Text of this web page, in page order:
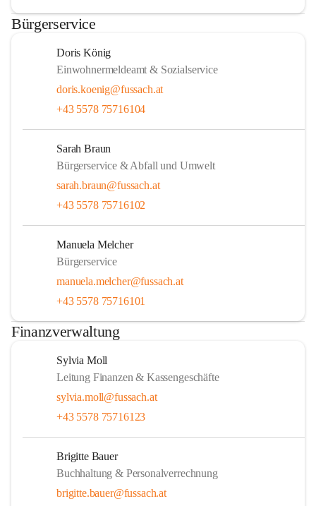
Bürgerservice
Doris König
Einwohnermeldeamt & Sozialservice
doris.koenig@fussach.at
+43 5578 75716104
Sarah Braun
Bürgerservice & Abfall und Umwelt
sarah.braun@fussach.at
+43 5578 75716102
Manuela Melcher
Bürgerservice
manuela.melcher@fussach.at
+43 5578 75716101
Finanzverwaltung
Sylvia Moll
Leitung Finanzen & Kassengeschäfte
sylvia.moll@fussach.at
+43 5578 75716123
Brigitte Bauer
Buchhaltung & Personalverrechnung
brigitte.bauer@fussach.at